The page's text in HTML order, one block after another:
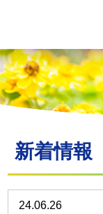
新着情報
24.06.26